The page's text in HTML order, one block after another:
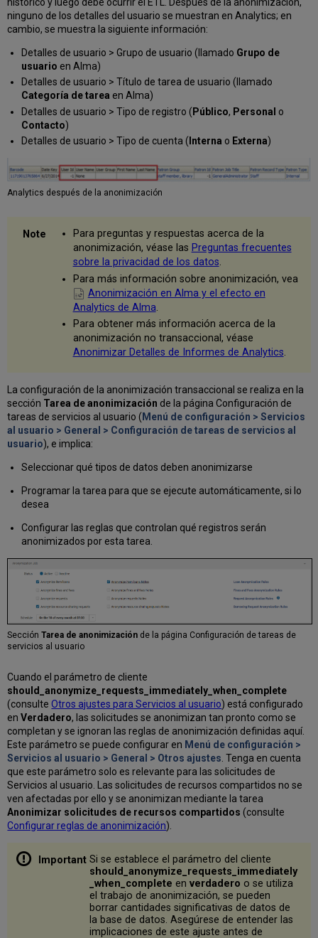
ninguno de los detalles del usuario se muestran en Analytics; en
cambio, se muestra la siguiente información:
Detalles de usuario > Grupo de usuario (llamado Grupo de
usuario en Alma)
Detalles de usuario > Título de tarea de usuario (llamado
Categoría de tarea en Alma)
Detalles de usuario > Tipo de registro ( Público, Personal o
Contacto)
Detalles de usuario > Tipo de cuenta ( Interna o Externa)
Analytics después de la anonimización
Para preguntas y respuestas acerca de la
anonimización, véase las Preguntas frecuentes
sobre la privacidad de los datos.
Para más información sobre anonimización, vea
Anonimización en Alma y el efecto en
Analytics de Alma.
Para obtener más información acerca de la
anonimización no transaccional, véase
Anonimizar Detalles de Informes de Analytics.
La configuración de la anonimización transaccional se realiza en la
sección Tarea de anonimización de la página Configuración de
tareas de servicios al usuario ( Menú de configuración > Servicios
al usuario > General > Configuración de tareas de servicios al
usuario), e implica:
Seleccionar qué tipos de datos deben anonimizarse
Programar la tarea para que se ejecute automáticamente, si lo
desea
Configurar las reglas que controlan qué registros serán
anonimizados por esta tarea.
SecciónTarea de anonimización de la página Configuración de tareas de
servicios al usuario
Cuando el parámetro de cliente
should_anonymize_requests_immediately_when_complete
(consulteOtros ajustes para Servicios al usuario) está configurado
enVerdadero, las solicitudes se anonimizan tan pronto como se
completan y se ignoran las reglas de anonimización definidas aquí.
Este parámetro se puede configurar en Menú de configuración >
Servicios al usuario > General > Otros ajustes . Tenga en cuenta
que este parámetro solo es relevante para las solicitudes de
Servicios al usuario. Las solicitudes de recursos compartidos no se
ven afectadas por ello y se anonimizan mediante la tarea
Anonimizar solicitudes de recursos compartidos (consulte
Configurar reglas de anonimización).
Si se establece el parámetro del cliente
should_anonymize_requests_immediately
_when_complete en verdadero o se utiliza
el trabajo de anonimización, se pueden
borrar cantidades significativas de datos de
la base de datos. Asegúrese de entender las
implicaciones de este ajuste antes de